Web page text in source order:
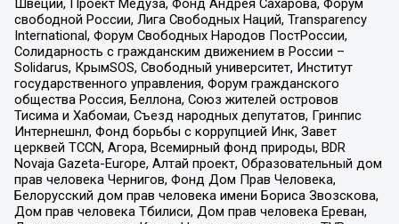
Швеции, Проект Медуза, Фонд Андрея Сахарова, Форум
свободной России, Лига Свободных Наций, Transparеncy
International, Форум Свободных Народов ПостРоссии,
Солидарность с гражданским движением в России –
Solidarus, КрымSOS, Свободный университет, Институт
государственного управления, Форум гражданского
общества Россия, Беллона, Союз жителей островов
Тисима и Хабомаи, Съезд народных депутатов, Гринпис
Интернешнл, Фонд борьбы с коррупцией Инк, Завет
церквей TCCN, Агора, Всемирный фонд природы, BDR
Novaja Gazeta-Europe, Алтай проект, Образовательный дом
прав человека Чернигов, Фонд Дом Прав Человека,
Белорусский дом прав человека имени Бориса Звозскова,
Дом прав человека Тбилиси, Дом прав человека Ереван,